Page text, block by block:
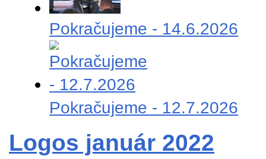
Pokračujeme - 14.6.2026
Pokračujeme - 12.7.2026
Logos január 2022